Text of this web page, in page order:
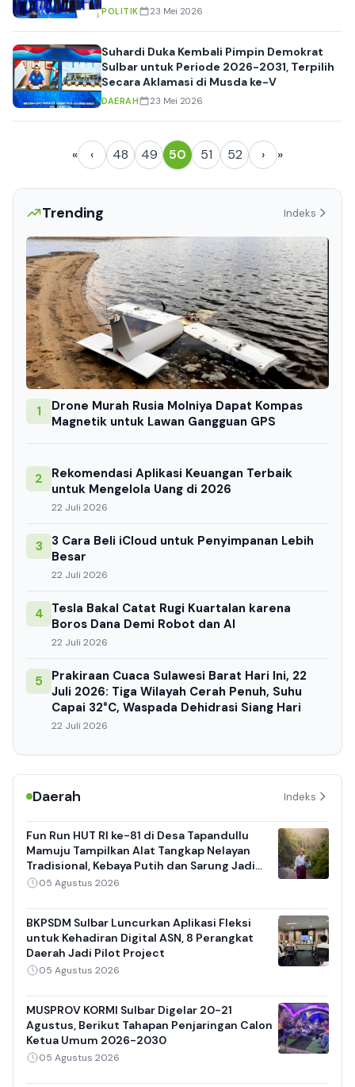
POLITIK 23 Mei 2026
Suhardi Duka Kembali Pimpin Demokrat
Sulbar untuk Periode 2026-2031, Terpilih
Secara Aklamasi di Musda ke-V
DAERAH 23 Mei 2026
« ‹ 48 49 50 51 52 › »
Trending Indeks
1
Drone Murah Rusia Molniya Dapat Kompas
Magnetik untuk Lawan Gangguan GPS
2
Rekomendasi Aplikasi Keuangan Terbaik
untuk Mengelola Uang di 2026
22 Juli 2026
3
3 Cara Beli iCloud untuk Penyimpanan Lebih
Besar
22 Juli 2026
4 Tesla Bakal Catat Rugi Kuartalan karena
Boros Dana Demi Robot dan AI
22 Juli 2026
5
Prakiraan Cuaca Sulawesi Barat Hari Ini, 22
Juli 2026: Tiga Wilayah Cerah Penuh, Suhu
Capai 32°C, Waspada Dehidrasi Siang Hari
22 Juli 2026
Daerah Indeks
Fun Run HUT RI ke-81 di Desa Tapandullu
Mamuju Tampilkan Alat Tangkap Nelayan
Tradisional, Kebaya Putih dan Sarung Jadi
Daya Tarik
05 Agustus 2026
BKPSDM Sulbar Luncurkan Aplikasi Fleksi
untuk Kehadiran Digital ASN, 8 Perangkat
Daerah Jadi Pilot Project
05 Agustus 2026
MUSPROV KORMI Sulbar Digelar 20-21
Agustus, Berikut Tahapan Penjaringan Calon
Ketua Umum 2026-2030
05 Agustus 2026